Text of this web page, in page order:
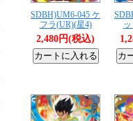
SDBH)UM6-045 ケ
フラ(UR)(星4)
2,480円(税込)